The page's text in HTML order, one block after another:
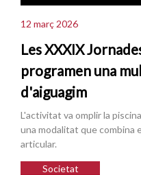
12 març 2026
Les XXXIX
programen una
d'aiguagim
L'activitat va omplir la
una modalitat que combina
articular.
Societat